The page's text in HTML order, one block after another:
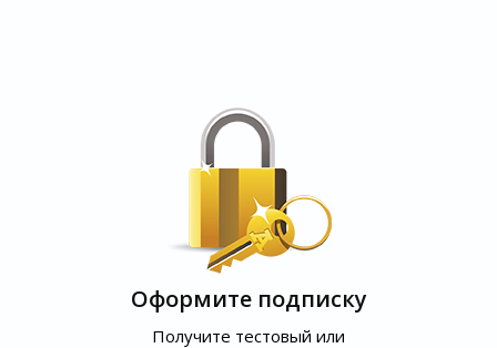
Оформите подписку
Получите тестовый или